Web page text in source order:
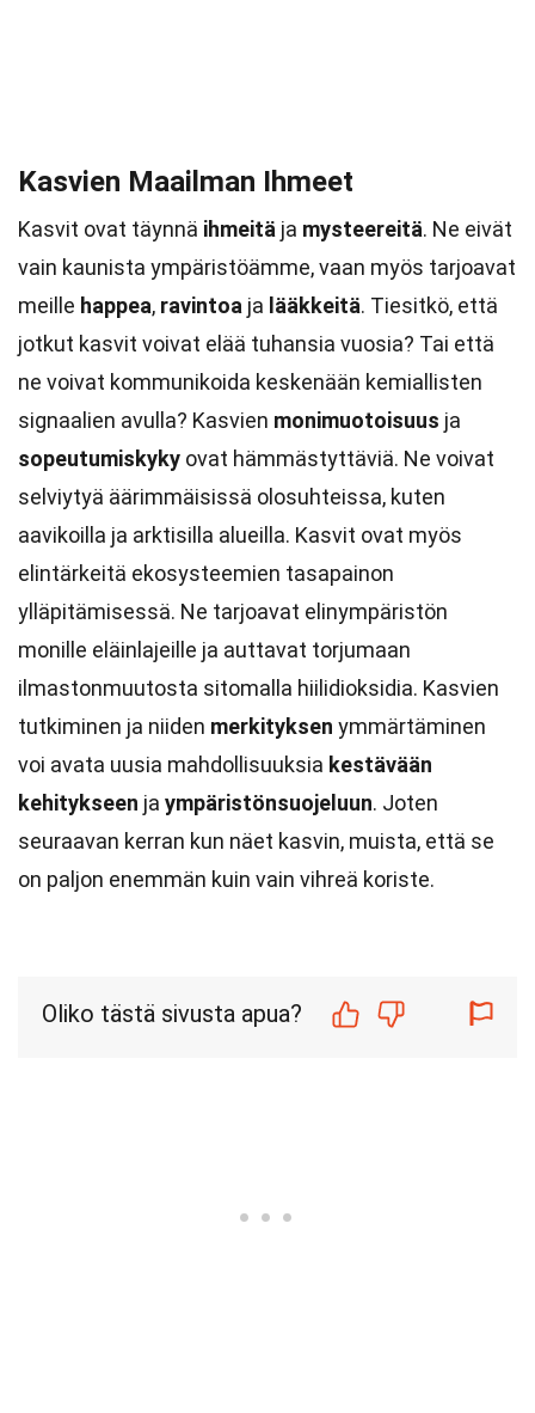
Kasvien Maailman Ihmeet
Kasvit ovat täynnä ihmeitä ja mysteereitä. Ne eivät
vain kaunista ympäristöämme, vaan myös tarjoavat
meille happea, ravintoa ja lääkkeitä. Tiesitkö, että
jotkut kasvit voivat elää tuhansia vuosia? Tai että
ne voivat kommunikoida keskenään kemiallisten
signaalien avulla? Kasvien monimuotoisuus ja
sopeutumiskyky ovat hämmästyttäviä. Ne voivat
selviytyä äärimmäisissä olosuhteissa, kuten
aavikoilla ja arktisilla alueilla. Kasvit ovat myös
elintärkeitä ekosysteemien tasapainon
ylläpitämisessä. Ne tarjoavat elinympäristön
monille eläinlajeille ja auttavat torjumaan
ilmastonmuutosta sitomalla hiilidioksidia. Kasvien
tutkiminen ja niiden merkityksen ymmärtäminen
voi avata uusia mahdollisuuksia kestävään
kehitykseen ja ympäristönsuojeluun. Joten
seuraavan kerran kun näet kasvin, muista, että se
on paljon enemmän kuin vain vihreä koriste.
Oliko tästä sivusta apua?